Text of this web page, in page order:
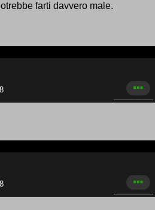
farti davvero male.